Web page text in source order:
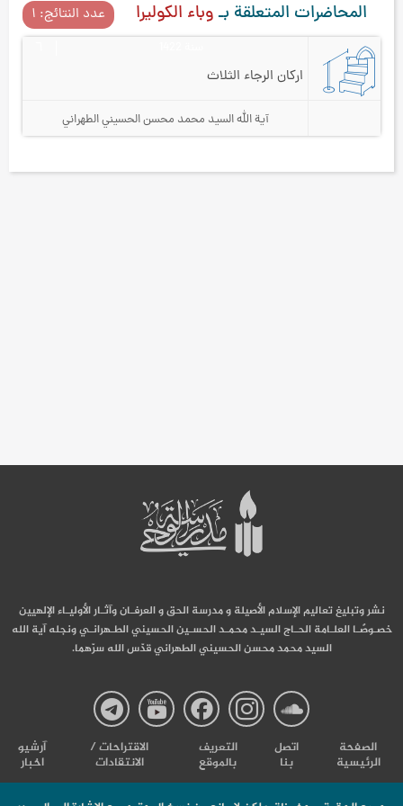
المحاضرات المتعلقة بـوباء الكوليرا عدد النتائج: ۱
اركان الرجاء الثلاث
آية الله السيد محمد محسن الحسيني الطهراني
نشر وتبليغ تعاليم الإسلام الأصيلة و مدرسة الحق و العرفـان وآثـار الأوليـاء الإلهيين
خصـوصًـا العلـامة الحـاج السيـد محمـد الحسـين الحسيني الطـهرانـي ونجله آية الله
السيد محمد محسن الحسيني الطهراني قدّس الله سرّهما.
صفحة
صفحة
صفحة
صفحة
الصفحة
الرئيسية
اتصل
بنا
التعریف
بالموقع
الاقتراحات /
الانتقادات
آرشیو
اخبار